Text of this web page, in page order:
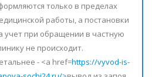
только в пределах
работы, а постановки
учет при обращении в частную
не происходит.
- <a href=https://vyvod-is-